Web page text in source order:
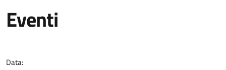
Eventi
Data: